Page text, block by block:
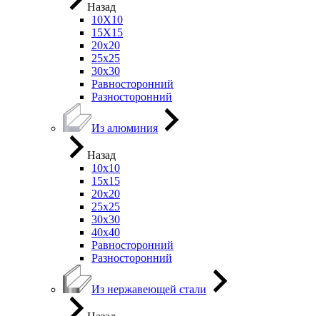
Назад
10Х10
15Х15
20х20
25х25
30х30
Равносторонний
Разносторонний
Из алюминия
Назад
10х10
15х15
20х20
25х25
30х30
40х40
Равносторонний
Разносторонний
Из нержавеющей стали